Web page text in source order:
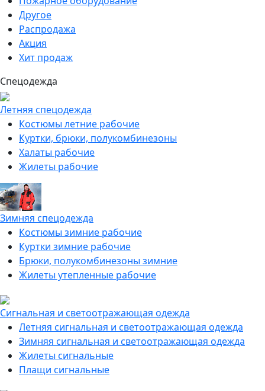
Другое
Распродажа
Акция
Хит продаж
Спецодежда
Летняя спецодежда
Костюмы летние рабочие
Куртки, брюки, полукомбинезоны
Халаты рабочие
Жилеты рабочие
Зимняя спецодежда
Костюмы зимние рабочие
Куртки зимние рабочие
Брюки, полукомбинезоны зимние
Жилеты утепленные рабочие
Сигнальная и светоотражающая одежда
Летняя сигнальная и светоотражающая одежда
Зимняя сигнальная и светоотражающая одежда
Жилеты сигнальные
Плащи сигнальные